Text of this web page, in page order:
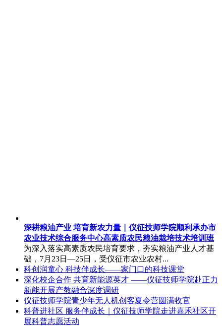
深耕粮油产业 培育新农力量｜仪征技师学院顺利承办市
农业技术综合服务中心高素质农民粮油栽培技术培训班
为深入落实高素质农民培育要求，夯实粮油产业人才基
础，7月23日—25日，受仪征市农业农村...
科创润童心 科技伴成长——家门口的科技课堂
深化校企合作 共育新能源英才 ——仪征技师学院赴正力
新能开展产教融合深度调研
仪征技师学院青少年无人机创客夏令营圆满收官
科普进社区 服务伴成长｜仪征技师学院走进嘉禾社区开
展科普志愿活动